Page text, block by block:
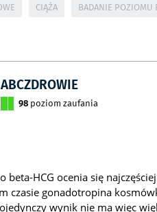
CIĄŻA BADANIE POZIOMU
98 poziom zaufania
beta-HCG ocenia się
czasie gonadotropina
wynik nie ma więc